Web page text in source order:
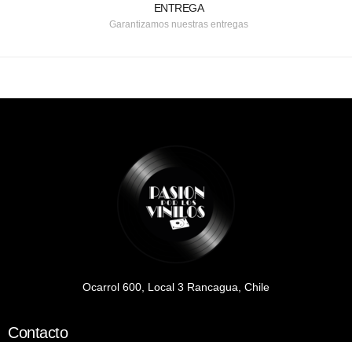
ENTREGA
Garantizamos nuestras entregas
Ocarrol 600, Local 3 Rancagua, Chile
Contacto